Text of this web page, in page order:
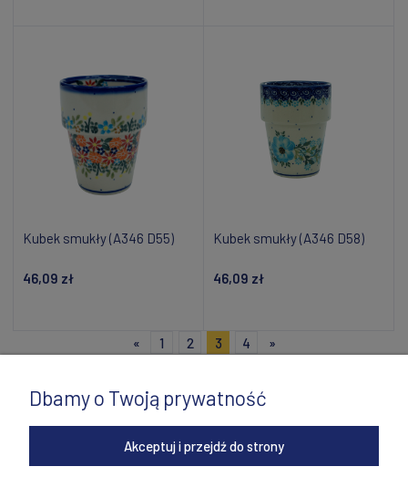
Kubek smukły (A346 D55)
46,09 zł
Kubek smukły (A346 D58)
46,09 zł
«
1 2 3 4 »
Dbamy o Twoją prywatność
Akceptuj i przejdź do strony